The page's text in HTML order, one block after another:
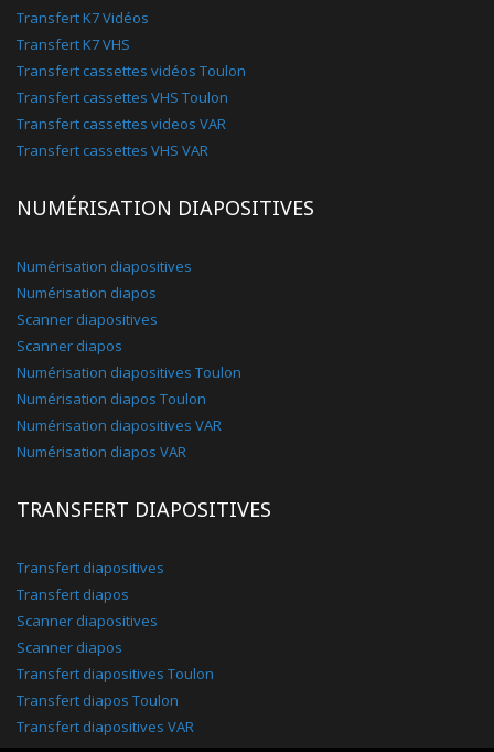
Transfert K7 Vidéos
Transfert K7 VHS
Transfert cassettes vidéos Toulon
Transfert cassettes VHS Toulon
Transfert cassettes videos VAR
Transfert cassettes VHS VAR
NUMÉRISATION DIAPOSITIVES
Numérisation diapositives
Numérisation diapos
Scanner diapositives
Scanner diapos
Numérisation diapositives Toulon
Numérisation diapos Toulon
Numérisation diapositives VAR
Numérisation diapos VAR
TRANSFERT DIAPOSITIVES
Transfert diapositives
Transfert diapos
Scanner diapositives
Scanner diapos
Transfert diapositives Toulon
Transfert diapos Toulon
Transfert diapositives VAR